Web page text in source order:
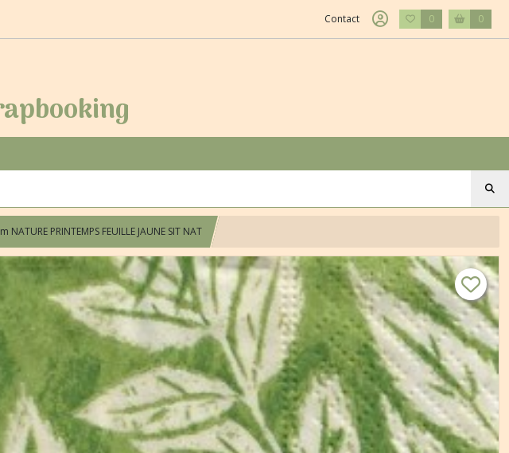
Contact 0 0
PRINTEMPS FEUILLE JAUNE SIT NAT